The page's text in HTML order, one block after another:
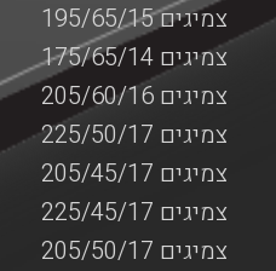
צמיגים 195/65/15
צמיגים 175/65/14
צמיגים 205/60/16
צמיגים 225/50/17
צמיגים 205/45/17
צמיגים 225/45/17
צמיגים 205/50/17